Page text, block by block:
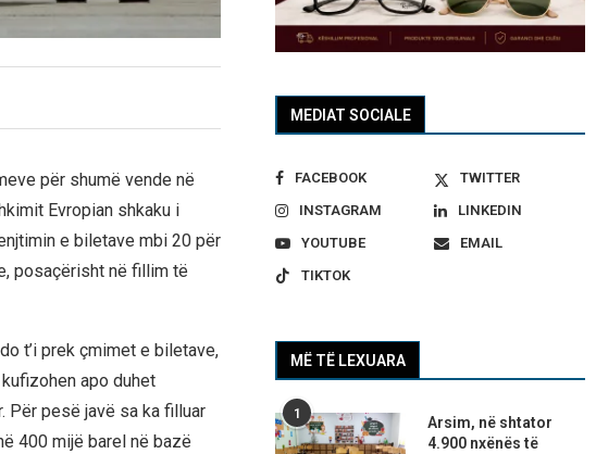
për shumë vende në
Evropian shkaku i
e biletave mbi 20 për
posaçërisht në fillim të
t’i prek çmimet e biletave,
apo duhet
Për pesë javë sa ka filluar
400 mijë barel në bazë
MEDIAT SOCIALE
FACEBOOK
TWITTER
INSTAGRAM
LINKEDIN
YOUTUBE
EMAIL
TIKTOK
MË TË LEXUARA
1
Arsim, në shtator
4.900 nxënës të